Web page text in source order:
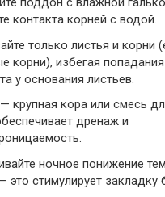
контакта корней с водой.
только листья и корни
корни), избегая
у основания листьев.
крупная кора или смесь
дренаж и
ночное понижение
это стимулирует закладку